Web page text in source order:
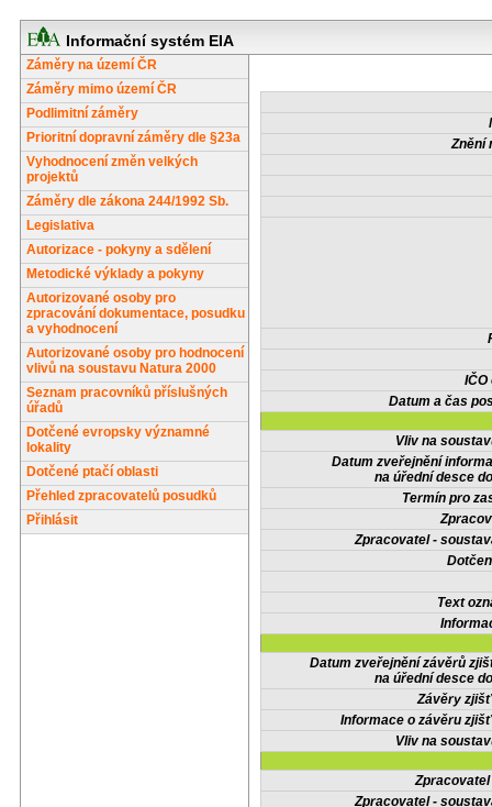
Informační systém EIA
Záměry na území ČR
Záměry mimo území ČR
Podlimitní záměry
Prioritní dopravní záměry dle §23a
Vyhodnocení změn velkých
projektů
Záměry dle zákona 244/1992 Sb.
Legislativa
Autorizace - pokyny a sdělení
Metodické výklady a pokyny
Autorizované osoby pro
zpracování dokumentace, posudku
a vyhodnocení
Autorizované osoby pro hodnocení
vlivů na soustavu Natura 2000
Seznam pracovníků příslušných
úřadů
Dotčené evropsky významné
lokality
Dotčené ptačí oblasti
Přehled zpracovatelů posudků
Přihlásit
Znění
IČO
Datum a čas
Vliv na
Datum zveřejnění
na úřední desce
Termín pro
Zpracovatel -
Text
Datum zveřejnění závěrů
na úřední desce
Závěry
Informace o závěru
Vliv na
Zpracovatel -